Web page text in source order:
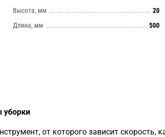
Высота, мм
20
Длина, мм
500
уборки
от которого зависит скорость,